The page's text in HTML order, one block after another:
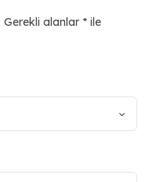
Gerekli alanlar * ile